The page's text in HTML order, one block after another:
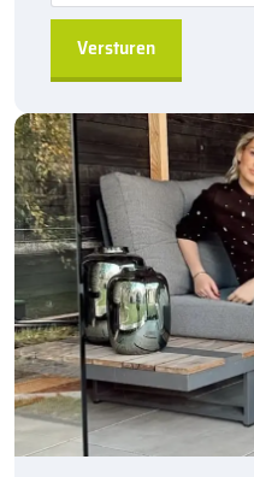
in Nederland. Dankzij onze
je ook nog eens snel aan de
met het reinigen en
voordelige prijs van
Dierbestratingsmarkt.com.